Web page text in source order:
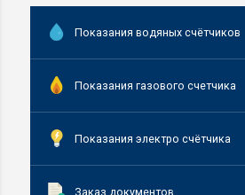
Показания водяных счётчиков
Показания газового счетчика
Показания электро счётчика
Заказ документов